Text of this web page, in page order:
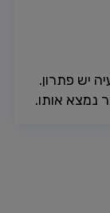
יש פתרון.
נמצא אותו.